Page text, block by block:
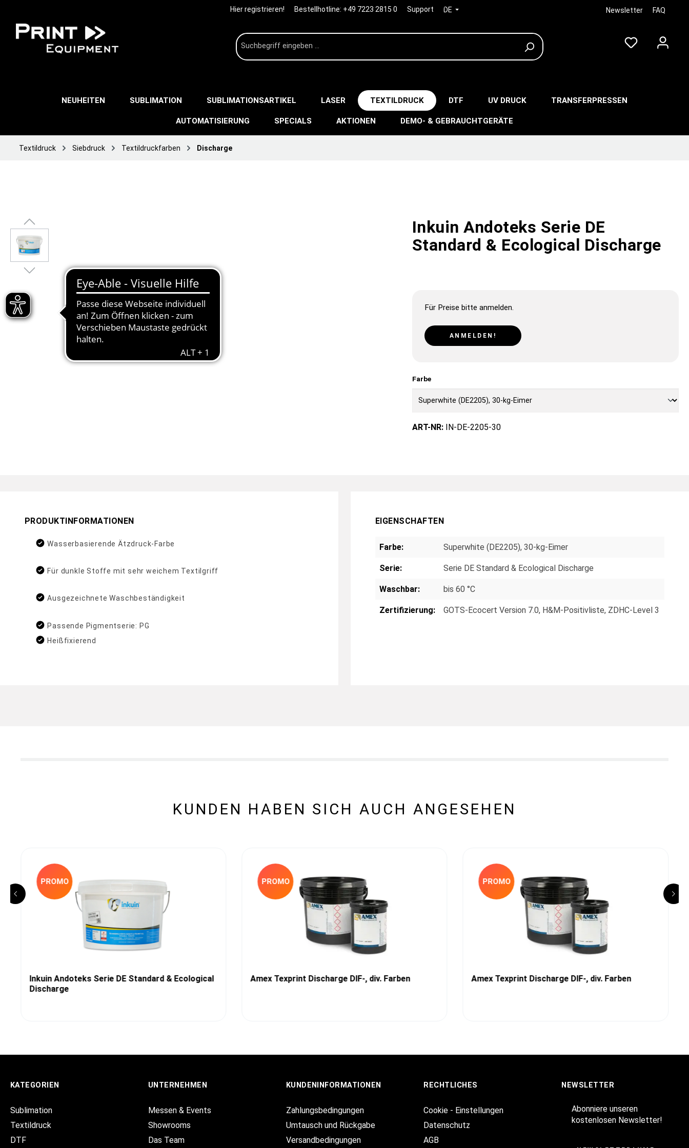
Hier registrieren! Bestellhotline: +49 7223 2815 0 Support DE Newsletter FAQ
NEUHEITEN SUBLIMATION SUBLIMATIONSARTIKEL LASER TEXTILDRUCK DTF UV DRUCK TRANSFERPRESSEN
AUTOMATISIERUNG SPECIALS AKTIONEN DEMO- & GEBRAUCHTGERÄTE
Textildruck Siebdruck Textildruckfarben Discharge
Inkuin Andoteks Serie DE
Standard & Ecological Discharge
Für Preise bitte anmelden.
ANMELDEN!
Farbe
ART-NR: IN-DE-2205-30
PRODUKTINFORMATIONEN
Wasserbasierende Ätzdruck-Farbe
Für dunkle Stoffe mit sehr weichem Textilgriff
Ausgezeichnete Waschbeständigkeit
Passende Pigmentserie: PG
Heißfixierend
EIGENSCHAFTEN
Farbe: Superwhite (DE2205), 30-kg-Eimer
Serie: Serie DE Standard & Ecological Discharge
Waschbar: bis 60 °C
Zertifizierung: GOTS-Ecocert Version 7.0, H&M-Positivliste, ZDHC-Level 3
KUNDEN HABEN SICH AUCH ANGESEHEN
PROMO
Inkuin Andoteks Serie DE Standard & Ecological
Discharge
PROMO
Amex Texprint Discharge DIF-, div. Farben
PROMO
Amex Texprint Discharge DIF-, div. Farben
KATEGORIEN
Sublimation
Textildruck
DTF
UNTERNEHMEN
Messen & Events
Showrooms
Das Team
KUNDENINFORMATIONEN
Zahlungsbedingungen
Umtausch und Rückgabe
Versandbedingungen
RECHTLICHES
Cookie - Einstellungen
Datenschutz
AGB
NEWSLETTER
Abonniere unseren
kostenlosen Newsletter!